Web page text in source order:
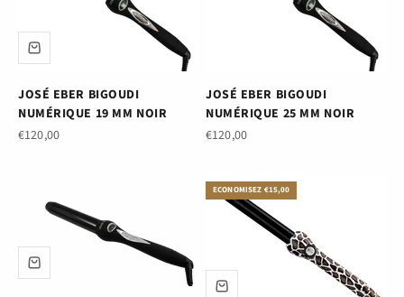
JOSÉ EBER BIGOUDI
NUMÉRIQUE 19 MM NOIR
Prix de vente
€120,00
JOSÉ EBER BIGOUDI
NUMÉRIQUE 25 MM NOIR
Prix de vente
€120,00
ECONOMISEZ €15,00